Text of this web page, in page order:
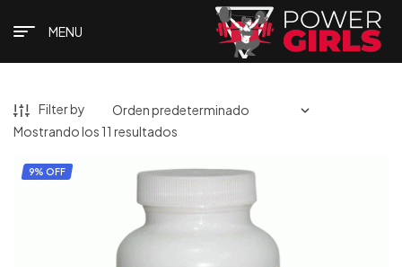
MENU
Filter by
Mostrando los 11 resultados
9% OFF